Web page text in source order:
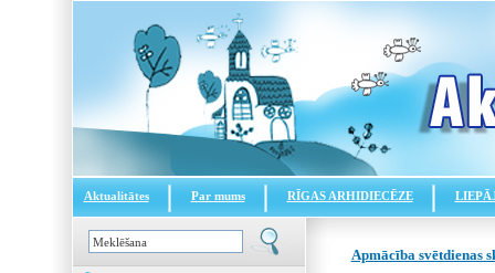
Aktualitātes Par mums RĪGAS ARHIDIECĒZE
Apmācība svētdienas